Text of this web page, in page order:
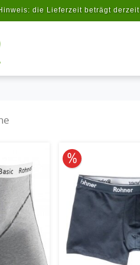
die Lieferzeit beträgt derzeit
10% reduziert